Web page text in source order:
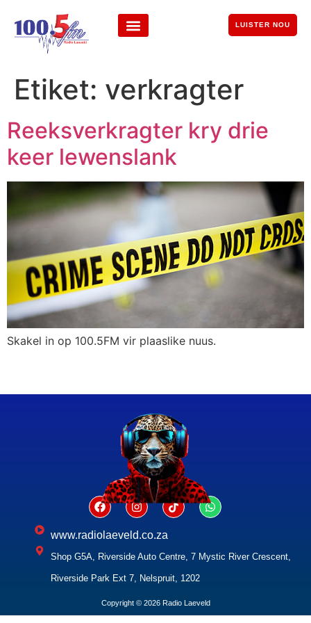
LUISTER NOU
Etiket: verkragter
Reeksverkragter kry drie
keer lewenslank
Skakel in op 100.5FM vir plaaslike nuus.
www.radiolaeveld.co.za
Shop G5A, Riverside Auto Centre, 7 Mystic River Crescent,
Riverside Park Ext 7, Nelspruit, 1202
Copyright © 2026 Radio Laeveld